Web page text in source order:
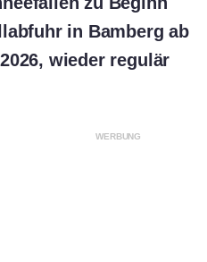
in Bamberg ab
wieder regulär
WERBUNG